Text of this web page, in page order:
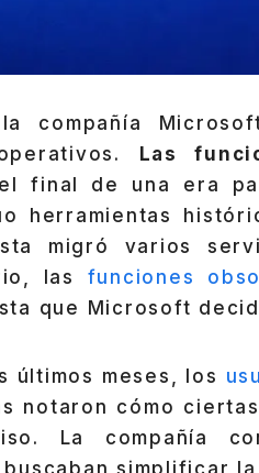
compañía
Las
el final de una era
herramientas
migró varios
las funciones
que Microsoft
últimos meses, los
notaron cómo
La compañía
simplificar